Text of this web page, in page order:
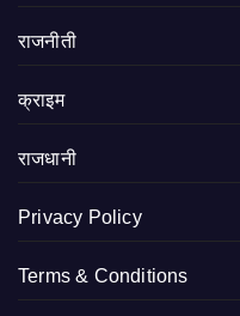
राजनीती
क्राइम
राजधानी
Privacy Policy
Terms & Conditions